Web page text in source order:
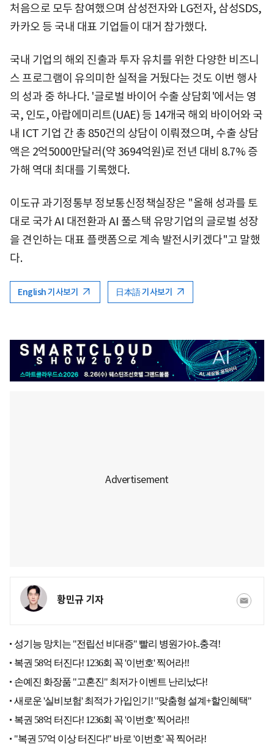
처음으로 모두 참여했으며 삼성전자와 LG전자, 삼성SDS,
카카오 등 국내 대표 기업들이 대거 참가했다.
국내 기업의 해외 진출과 투자 유치를 위한 다양한 비즈니
스 프로그램이 유의미한 실적을 거뒀다는 것도 이번 행사
의 성과 중 하나다. '글로벌 바이어 수출 상담회'에서는 영
국, 인도, 아랍에미리트(UAE) 등 14개국 해외 바이어와 국
내 ICT 기업 간 총 850건의 상담이 이뤄졌으며, 수출 상담
액은 2억5000만달러(약 3694억원)로 전년 대비 8.7% 증
가해 역대 최대를 기록했다.
이도규 과기정통부 정보통신정책실장은 "올해 성과를 토
대로 국가 AI 대전환과 AI 풀스택 유망기업의 글로벌 성장
을 견인하는 대표 플랫폼으로 계속 발전시키겠다"고 말했
다.
English 기사보기 日本語 기사보기
황민규 기자